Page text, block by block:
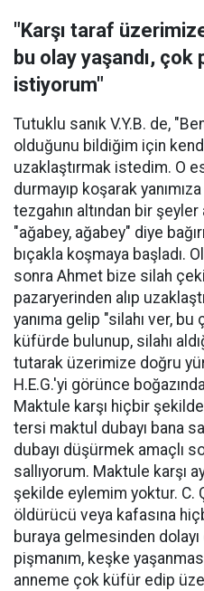
"Karşı taraf
bu olay yaşandı, çok
istiyorum"
Tutuklu sanık V.Y.B. de,
olduğunu bildiğim için
uzaklaştırmak istedim. O
durmayıp koşarak
tezgahın altından bir
"ağabey, ağabey" diye
bıçakla koşmaya başladı.
sonra Ahmet bize silah
pazaryerinden alıp
yanıma gelip "silahı ver,
küfürde bulunup, silahı
tutarak üzerimize doğru
H.E.G.'yi görünce
Maktule karşı hiçbir
tersi maktul dubayı bana
dubayı düşürmek amaçlı
sallıyorum. Maktule karşı
şekilde eylemim yoktur. C.
öldürücü veya kafasına
buraya gelmesinden
pişmanım, keşke
anneme çok küfür edip